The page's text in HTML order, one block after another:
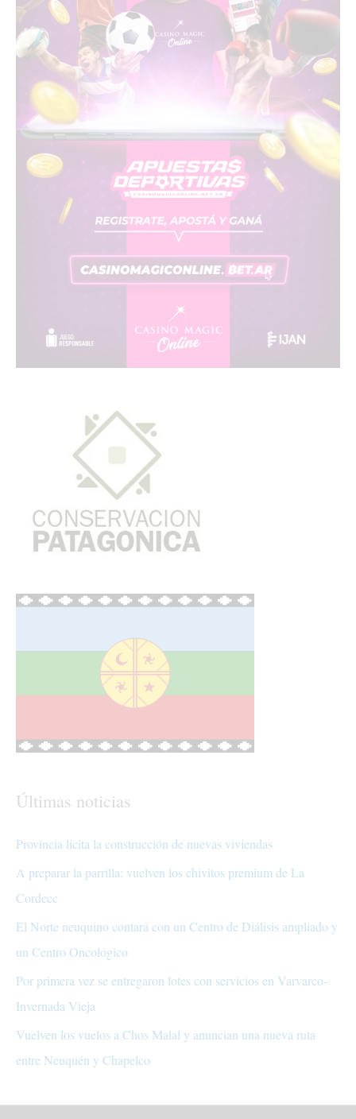
Últimas noticias
Provincia licita la construcción de nuevas viviendas
A preparar la parrilla: vuelven los chivitos premium de La
Cordecc
El Norte neuquino contará con un Centro de Diálisis ampliado y
un Centro Oncológico
Por primera vez se entregaron lotes con servicios en Varvarco-
Invernada Vieja
Vuelven los vuelos a Chos Malal y anuncian una nueva ruta
entre Neuquén y Chapelco